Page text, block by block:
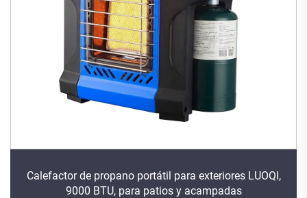
Calefactor de propano portátil para exteriores LUOQI,
9000 BTU, para patios y acampadas